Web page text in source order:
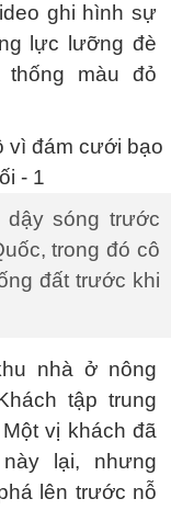
ghi hình sự
lực lưỡng đè
màu đỏ
dậy sóng trước
trong đó cô
đất trước khi
nhà ở nông
tập trung
vị khách đã
lại, nhưng
lên trước nỗ